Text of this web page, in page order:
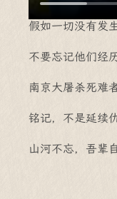
假如一切没有发
不要忘记他们经
南京大屠杀死难
铭记，不是延续
山河不忘，吾辈